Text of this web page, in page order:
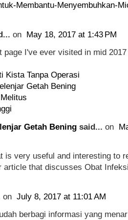
Membantu-Menyembuhkan-
on May 18, 2017 at 1:43 PM
page I've ever visited in mid
Kista Tanpa Operasi
Getah Bening
Getah Bening said... on
is very useful and interesting to
article that discusses Obat
on July 8, 2017 at 11:01 AM
berbagi informasi yang